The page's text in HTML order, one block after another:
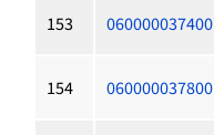
153 060000037400
154 060000037800